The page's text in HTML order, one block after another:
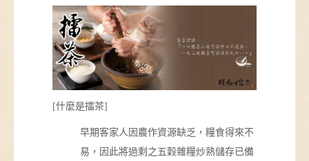
[什麼是擂茶]
早期客家人因農作資源缺乏，糧食得來不
易，因此將過剩之五穀雜糧炒熟儲存已備